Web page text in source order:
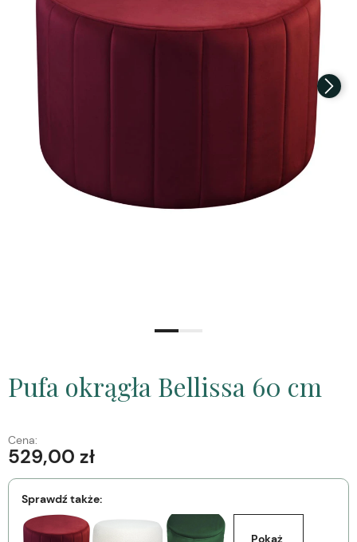
Pufa okrągła Bellissa 60 cm
Cena:
529,00 zł
Sprawdź także:
Pokaż